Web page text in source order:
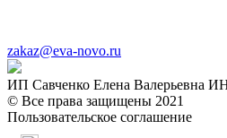
zakaz@eva-novo.ru
ИП Савченко Елена Валерьевна
© Все права защищены 2021
Пользовательское соглашение